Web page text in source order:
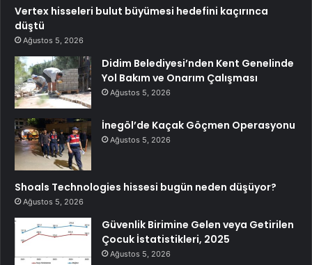
Vertex hisseleri bulut büyümesi hedefini kaçırınca
düştü
Ağustos 5, 2026
Didim Belediyesi’nden Kent Genelinde
Yol Bakım ve Onarım Çalışması
Ağustos 5, 2026
İnegöl’de Kaçak Göçmen Operasyonu
Ağustos 5, 2026
Shoals Technologies hissesi bugün neden düşüyor?
Ağustos 5, 2026
Güvenlik Birimine Gelen veya Getirilen
Çocuk İstatistikleri, 2025
Ağustos 5, 2026